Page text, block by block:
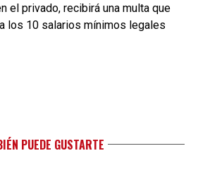
el privado, recibirá una multa que
los 10 salarios mínimos legales
PUEDE GUSTARTE